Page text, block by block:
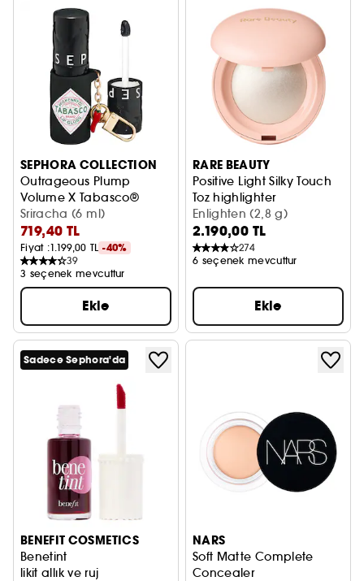
SEPHORA COLLECTION
Outrageous Plump
Volume X Tabasco®
Dudak Dolgunlaştırıcı
Sriracha (6 ml)
719,40 TL
Fiyat :1.199,00 TL -40%
39
3 seçenek mevcuttur
Ekle
RARE BEAUTY
Positive Light Silky Touch
Toz highlighter
Enlighten (2,8 g)
2.190,00 TL
274
6 seçenek mevcuttur
Ekle
Sadece Sephora'da
BENEFIT COSMETICS
Benetint
likit allık ve ruj
NARS
Soft Matte Complete
Concealer